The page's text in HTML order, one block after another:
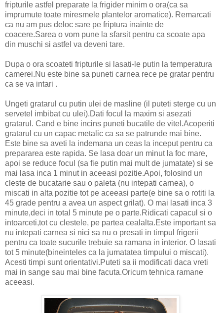
fripturile astfel preparate la frigider minim o ora(ca sa
imprumute toate miresmele plantelor aromatice). Remarcati
ca nu am pus deloc sare pe friptura inainte de
coacere.Sarea o vom pune la sfarsit pentru ca scoate apa
din muschi si astfel va deveni tare.
Dupa o ora scoateti fripturile si lasati-le putin la temperatura
camerei.Nu este bine sa puneti carnea rece pe gratar pentru
ca se va intari .
Ungeti gratarul cu putin ulei de masline (il puteti sterge cu un
servetel imbibat cu ulei).Dati focul la maxim si asezati
gratarul. Cand e bine incins puneti bucatile de vitel.Acoperiti
gratarul cu un capac metalic ca sa se patrunde mai bine.
Este bine sa aveti la indemana un ceas la inceput pentru ca
prepararea este rapida. Se lasa doar un minut la foc mare,
apoi se reduce focul (sa fie putin mai mult de jumatate) si se
mai lasa inca 1 minut in aceeasi pozitie.Apoi, folosind un
cleste de bucatarie sau o paleta (nu intepati carnea), o
miscati in alta pozitie tot pe aceeasi parte(e bine sa o rotiti la
45 grade pentru a avea un aspect grilat). O mai lasati inca 3
minute,deci in total 5 minute pe o parte.Ridicati capacul si o
intoarceti,tot cu clestele, pe partea cealalta.Este important sa
nu intepati carnea si nici sa nu o presati in timpul frigerii
pentru ca toate sucurile trebuie sa ramana in interior. O lasati
tot 5 minute(bineinteles ca la jumatatea timpului o miscati).
Acesti timpi sunt orientativi.Puteti sa ii modificati daca vreti
mai in sange sau mai bine facuta.Oricum tehnica ramane
aceeasi.